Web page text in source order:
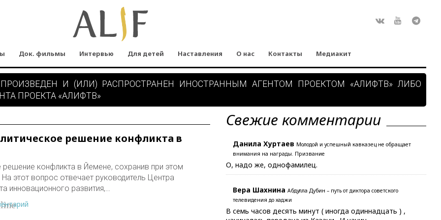
Док. фильмы Интервью Для детей Наставления О нас Контакты Медиакит
И (ИЛИ) РАСПРОСТРАНЕН ИНОСТРАННЫМ АГЕНТОМ ПРОЕКТОМ «АЛИФТВ» ЛИБО
ПРОЕКТА «АЛИФТВ»
решение конфликта в
конфликта в Йемене, сохранив при этом
этот вопрос отвечает руководитель Центра
инновационного развития,…
Свежие комментарии
Данила Хуртаев Молодой и успешный кавказец не обращает
внимания на награды. Призвание
О, надо же, однофамилец.
Вера Шахнина Абдулла Дубин – путь от диктора советского
телевидения до хаджи
В семь часов десять минут ( иногда одиннадцать ) ,